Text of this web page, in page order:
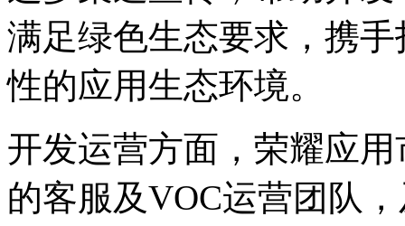
满足绿色生态要求，携
性的应用生态环境。
开发运营方面，荣耀应
的客服及VOC运营团队